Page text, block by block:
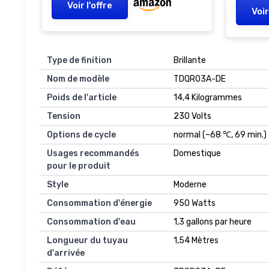
Voir l'offre
Type de finition
‎Brillante
Nom de modèle
‎TDQR03A-DE
Poids de l'article
‎14,4 Kilogrammes
Tension
‎230 Volts
Options de cycle
‎normal (~68 ℃, 69 min.)
Usages recommandés
pour le produit
‎Domestique
Style
‎Moderne
Consommation d'énergie
‎950 Watts
Consommation d'eau
‎1,3 gallons par heure
Longueur du tuyau
d'arrivée
‎1,54 Mètres